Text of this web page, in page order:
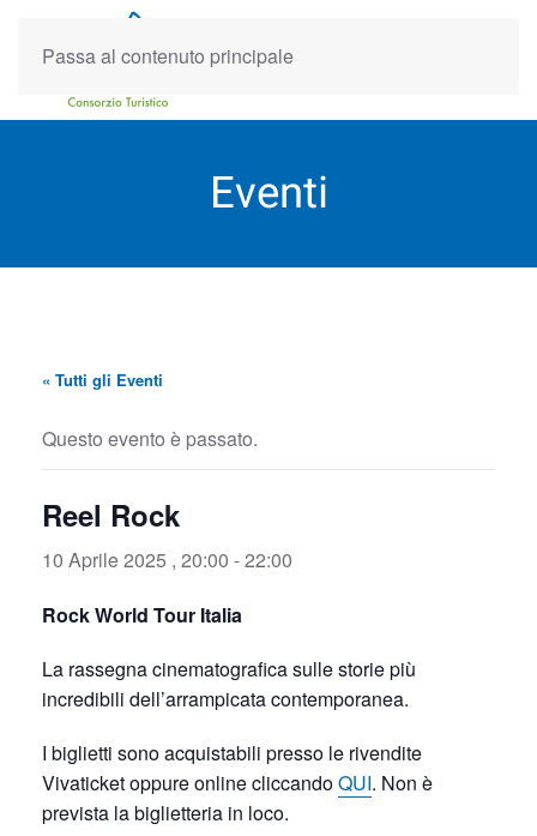
Passa al contenuto principale
Eventi
« Tutti gli Eventi
Questo evento è passato.
Reel Rock
10 Aprile 2025 , 20:00 -22:00
Rock World Tour Italia
La rassegna cinematografica sulle storie più
incredibili dell’arrampicata contemporanea.
I biglietti sono acquistabili presso le rivendite
Vivaticket oppure online cliccandoQUI. Non è
prevista la biglietteria in loco.